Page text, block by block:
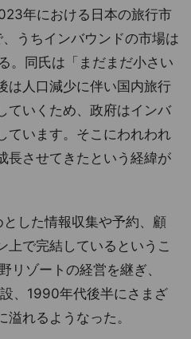
年における日本の旅行市
うちインバウンドの市場は
。同氏は「まだまだ小さい
は人口減少に伴い国内旅行
ていくため、政府はインバ
ています。そこにわれわれ
長させてきたという経緯が
した情報収集や予約、顧
上で完結しているというこ
リゾートの経営を継ぎ、
、1990年代後半にさまざ
れるようなった。